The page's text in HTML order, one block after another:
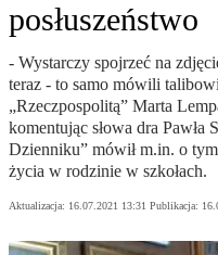
posłuszeństwo
- Wystarczy spojrzeć na
teraz - to samo mówili
„Rzeczpospolitą” Marta
komentując słowa dra
Dzienniku” mówił m.in. o
życia w rodzinie w szkołach.
Aktualizacja: 16.07.2021 13:31 Publikacja: